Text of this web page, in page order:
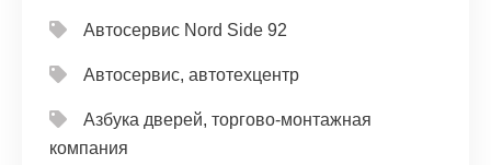
Автосервис Nord Side 92
Автосервис, автотехцентр
Азбука дверей, торгово-монтажная
компания